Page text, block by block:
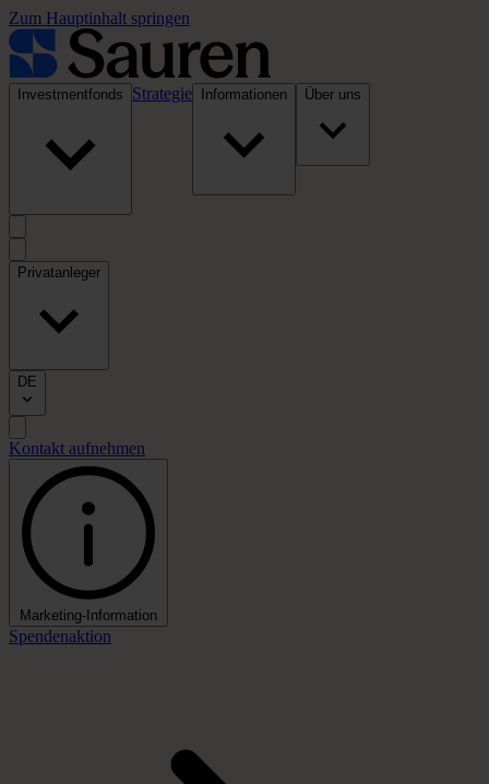
Zum Hauptinhalt springen
Investmentfonds Strategie Informationen Über uns
Privatanleger
DE
Kontakt aufnehmen
Marketing-Information
Spendenaktion